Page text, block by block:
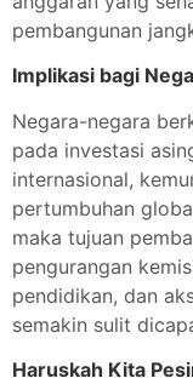
pembangunan
Implikasi bagi
Negara-negara
pada investasi
internasional,
pertumbuhan
maka tujuan
pengurangan
pendidikan, dan
semakin sulit
Haruskah Kita